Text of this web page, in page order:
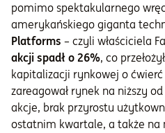
pomimo spektakularnego
amerykańskiego giganta
Platforms – czyli właściciela
akcji spadł o 26%, co
kapitalizacji rynkowej o
zareagował rynek na niższy
akcje, brak przyrostu
ostatnim kwartale, a także na